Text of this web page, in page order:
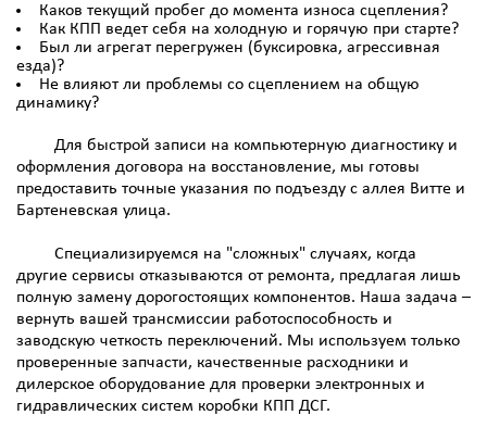
Каков текущий пробег до момента износа сцепления?
Как КПП ведет себя на холодную и горячую при старте?
Был ли агрегат перегружен (буксировка, агрессивная
езда)?
Не влияют ли проблемы со сцеплением на общую
динамику?
Для быстрой записи на компьютерную диагностику и
оформления договора на восстановление, мы готовы
предоставить точные указания по подъезду с аллея Витте и
Бартеневская улица.
Специализируемся на "сложных" случаях, когда
другие сервисы отказываются от ремонта, предлагая лишь
полную замену дорогостоящих компонентов. Наша задача –
вернуть вашей трансмиссии работоспособность и
заводскую четкость переключений. Мы используем только
проверенные запчасти, качественные расходники и
дилерское оборудование для проверки электронных и
гидравлических систем коробки КПП ДСГ.